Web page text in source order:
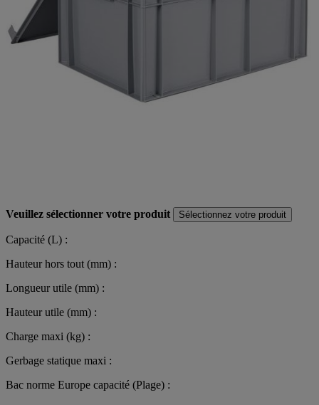
Veuillez sélectionner votre produit Sélectionnez votre produit
Capacité (L) :
Hauteur hors tout (mm) :
Longueur utile (mm) :
Hauteur utile (mm) :
Charge maxi (kg) :
Gerbage statique maxi :
Bac norme Europe capacité (Plage) :